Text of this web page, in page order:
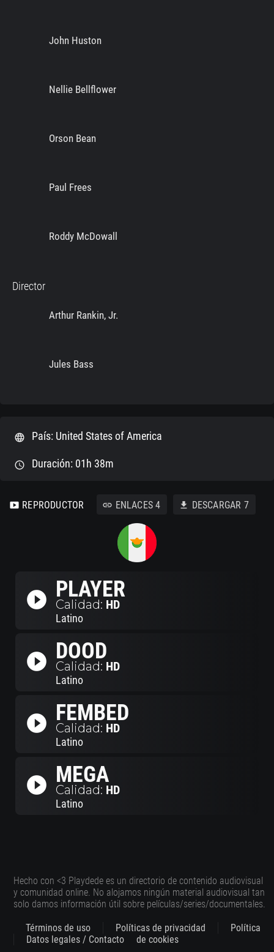
John Huston
Nellie Bellflower
Orson Bean
Paul Frees
Roddy McDowall
Director
Arthur Rankin, Jr.
Jules Bass
language País: United States of America
schedule Duración: 01h 38m
smart_display REPRODUCTOR link ENLACES4 download DESCARGAR 7
play_circle_filled PLAYER
Calidad: HD
Latino
play_circle_filled DOOD
Calidad: HD
Latino
play_circle_filled FEMBED
Calidad: HD
Latino
play_circle_filled MEGA
Calidad: HD
Latino
Hecho con <3 Playdede es un directorio de contenido audiovisual
y comunidad online. No alojamos ningún material audiovisual tan
solo damos información útil sobre películas/series/documentales.
Términos de uso
Políticas de privacidad
Datos legales / Contacto
Política
de cookies